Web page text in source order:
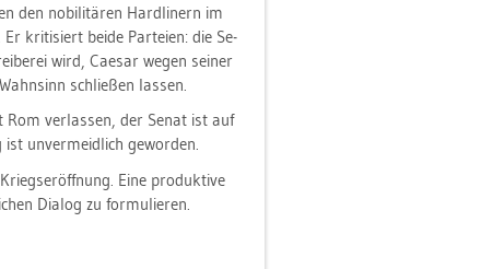
den no­bi­li­tä­ren Hard­li­nern im
kri­ti­siert beide Par­tei­en: die Se­
wird, Cae­sar wegen sei­ner
schlie­ßen las­sen.
ver­las­sen, der Senat ist auf
un­ver­meid­lich ge­wor­den.
Eine pro­duk­ti­ve
Dia­log zu for­mu­lie­ren.